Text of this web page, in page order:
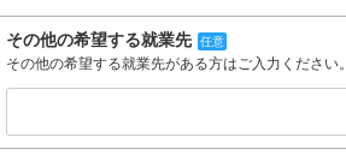
その他の希望する就業先 任意
その他の希望する就業先がある方はご入力ください。